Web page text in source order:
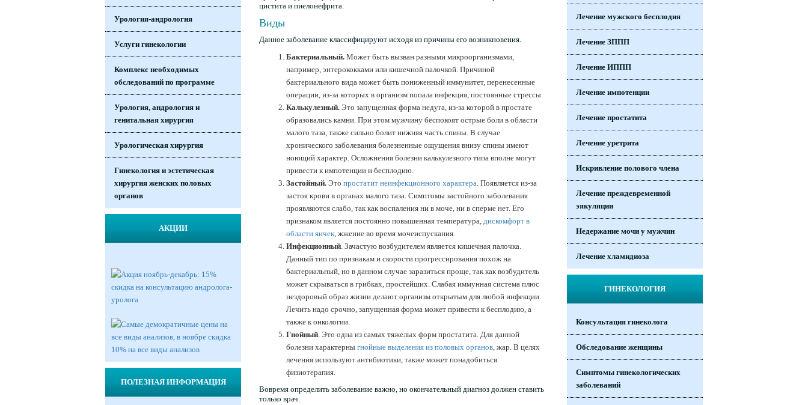
цистита и пиелонефрита.
Виды
Данное заболевание классифицируют исходя из причины его возникновения.
Бактериальный. Может быть вызван разными микроорганизмами,
например, энтерококками или кишечной палочкой. Причиной
бактериального вида может быть пониженный иммунитет, перенесенные
операции, из-за которых в организм попала инфекция, постоянные стрессы.
Калькулезный. Это запущенная форма недуга, из-за которой в простате
образовались камни. При этом мужчину беспокоят острые боли в области
малого таза, также сильно болит нижняя часть спины. В случае
хронического заболевания болезненные ощущения внизу спины имеют
ноющий характер. Осложнения болезни калькулезного типа вполне могут
привести к импотенции и бесплодию.
Застойный. Это простатит неинфекционного характера . Появляется из-за
застоя крови в органах малого таза. Симптомы застойного заболевания
проявляются слабо, так как воспаления ни в моче, ни в сперме нет. Его
признаком является постоянно повышенная температура, дискомфорт в
области яичек , жжение во время мочеиспускания.
Инфекционный . Зачастую возбудителем является кишечная палочка.
Данный тип по признакам и скорости прогрессирования похож на
бактериальный, но в данном случае заразиться проще, так как возбудитель
может скрываться в грибках, простейших. Слабая иммунная система плюс
нездоровый образ жизни делают организм открытым для любой инфекции.
Лечить надо срочно, запущенная форма может привести к бесплодию, а
также к онкологии.
Гнойный . Это одна из самых тяжелых форм простатита. Для данной
болезни характерны гнойные выделения из половых органов , жар. В целях
лечения используют антибиотики, также может понадобиться
физиотерапия.
Вовремя определить заболевание важно, но окончательный диагноз должен ставить
только врач.
Урология-андрология
Услуги гинекологии
Комплекс необходимых
обследований по программе
Урология, андрология и
генитальная хирургия
Урологическая хирургия
Гинекология и эстетическая
хирургия женских половых
органов
АКЦИИ
ПОЛЕЗНАЯ ИНФОРМАЦИЯ
Лечение мужского бесплодия
Лечение ЗППП
Лечение ИППП
Лечение импотенции
Лечение простатита
Лечение уретрита
Искривление полового члена
Лечение преждевременной
эякуляции
Недержание мочи у мужчин
Лечение хламидиоза
ГИНЕКОЛОГИЯ
Консультация гинеколога
Обследование женщины
Симптомы гинекологических
заболеваний